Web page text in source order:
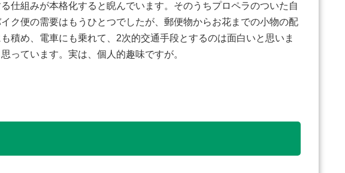
組みが本格化すると睨んでいます。そのうちプロペラのついた自
ク便の需要はもうひとつでしたが、郵便物からお花までの小物の配
積め、電車にも乗れて、2次的交通手段とするのは面白いと思いま
っています。実は、個人的趣味ですが。